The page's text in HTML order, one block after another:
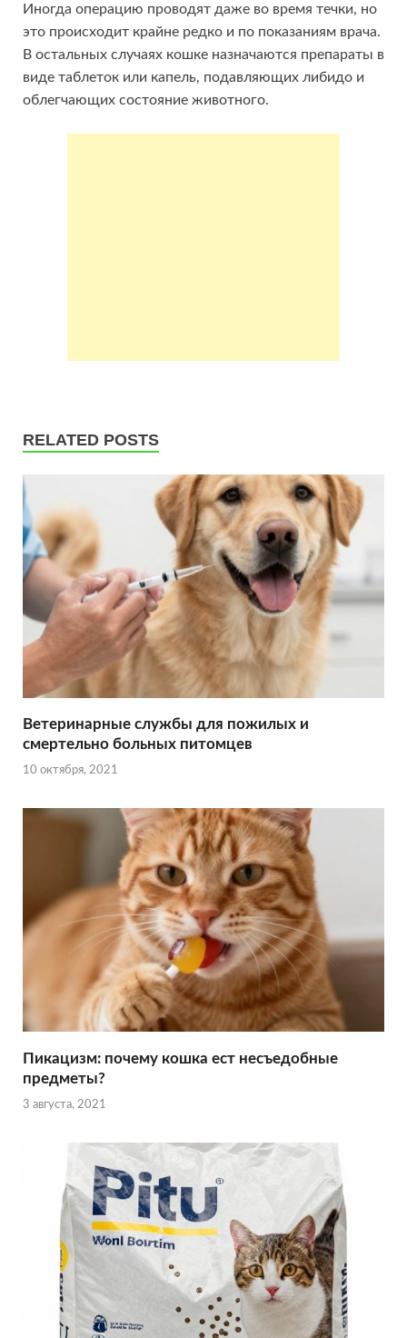
Иногда операцию проводят даже во время течки, но
это происходит крайне редко и по показаниям врача.
В остальных случаях кошке назначаются препараты в
виде таблеток или капель, подавляющих либидо и
облегчающих состояние животного.
RELATED POSTS
Ветеринарные службы для пожилых и
смертельно больных питомцев
10 октября, 2021
Пикацизм: почему кошка ест несъедобные
предметы?
3 августа, 2021